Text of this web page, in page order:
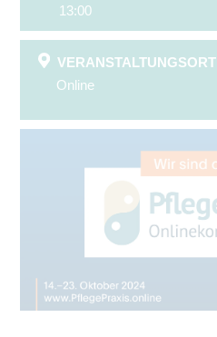
13:00
VERANSTALTUNGSORT
Online